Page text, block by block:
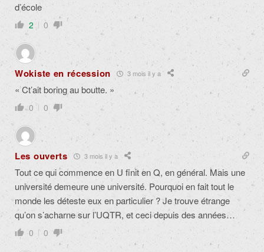
d’école
2 0
Wokiste en récession 3 mois il y a
« Ct’ait boring au boutte. »
0 0
Les ouverts 3 mois il y a
Tout ce qui commence en U finit en Q, en général. Mais une
université demeure une université. Pourquoi en fait tout le
monde les déteste eux en particulier ? Je trouve étrange
qu’on s’acharne sur l’UQTR, et ceci depuis des années…
0 0